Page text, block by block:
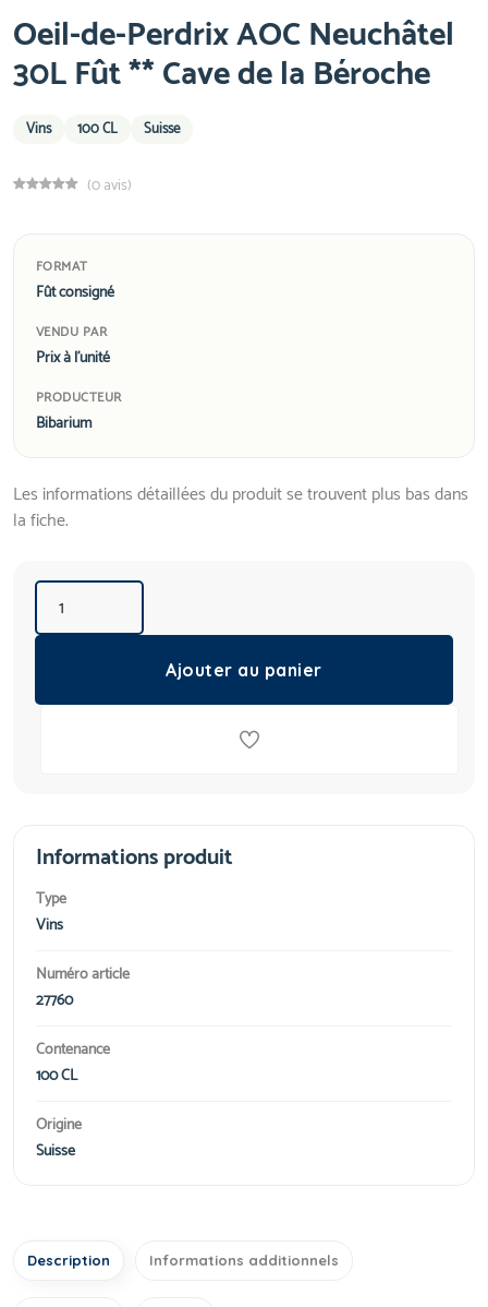
Oeil-de-Perdrix AOC Neuchâtel
30L Fût ** Cave de la Béroche
Vins 100 CL Suisse
(0 avis)
FORMAT
Fût consigné
VENDU PAR
Prix à l'unité
PRODUCTEUR
Bibarium
Les informations détaillées du produit se trouvent plus bas dans
la fiche.
Ajouter au panier
Informations produit
Type
Vins
Numéro article
27760
Contenance
100 CL
Origine
Suisse
Description Informations additionnels